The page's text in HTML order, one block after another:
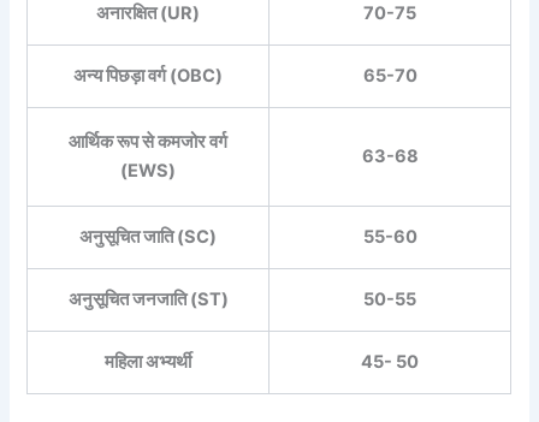
अनारक्षित (UR) 70-75
अन्य पिछड़ा वर्ग (OBC) 65-70
आर्थिक रूप से कमजोर वर्ग
(EWS)
63-68
अनुसूचित जाति (SC) 55-60
अनुसूचित जनजाति (ST) 50-55
महिला अभ्यर्थी 45- 50